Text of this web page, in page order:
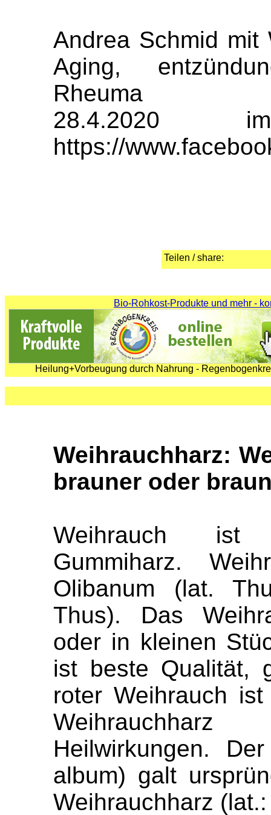
Andrea Schmid mit
Aging,
Rheuma
https://
Teilen / share:
Bio-Rohkost-Produkte und mehr -
Heilung+Vorbeugung durch Nahrung -
Weihrauchharz:
brauner oder
Weihrauch ist
Gummiharz.
Olibanum (lat.
Thus). Das
oder in kleinen
ist beste Qualität,
roter Weihrauch
Heilwirkungen.
album) galt
Weihrauchharz